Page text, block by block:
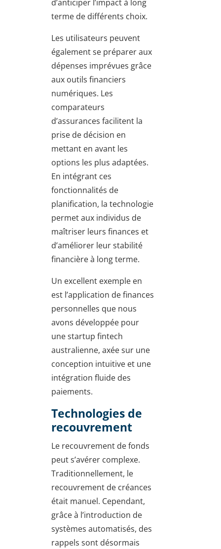
d’anticiper l’impact à long
terme de différents choix.
Les utilisateurs peuvent
également se préparer aux
dépenses imprévues grâce
aux outils financiers
numériques. Les
comparateurs
d’assurances facilitent la
prise de décision en
mettant en avant les
options les plus adaptées.
En intégrant ces
fonctionnalités de
planification, la technologie
permet aux individus de
maîtriser leurs finances et
d’améliorer leur stabilité
financière à long terme.
Un excellent exemple en
est l’application de finances
personnelles que nous
avons développée pour
une startup fintech
australienne, axée sur une
conception intuitive et une
intégration fluide des
paiements.
Technologies de
recouvrement
Le recouvrement de fonds
peut s’avérer complexe.
Traditionnellement, le
recouvrement de créances
était manuel. Cependant,
grâce à l’introduction de
systèmes automatisés, des
rappels sont désormais